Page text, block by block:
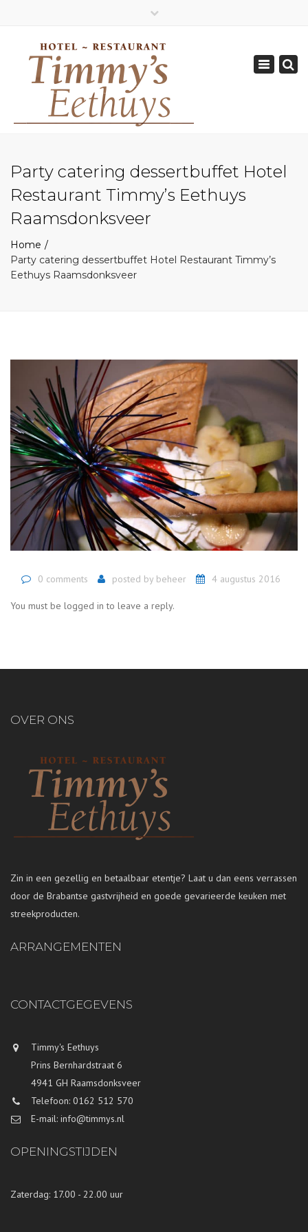
Geopend van Zaterdag: 17.00 - 22.00 uur
0162-512570
info@timmys.nl
Toggle
Party catering dessertbuffet Hotel
Restaurant Timmy’s Eethuys
Raamsdonksveer
Home
Party catering dessertbuffet Hotel Restaurant Timmy’s
Eethuys Raamsdonksveer
0 comments posted by beheer 4 augustus 2016
You must be logged in to leave a reply.
OVER ONS
Zin in een gezellig en betaalbaar etentje? Laat u dan eens verrassen
door de Brabantse gastvrijheid en goede gevarieerde keuken met
streekproducten.
ARRANGEMENTEN
CONTACTGEGEVENS
Timmy's Eethuys
Prins Bernhardstraat 6
4941 GH Raamsdonksveer
Telefoon: 0162 512 570
E-mail: info@timmys.nl
OPENINGSTIJDEN
Zaterdag: 17.00 - 22.00 uur